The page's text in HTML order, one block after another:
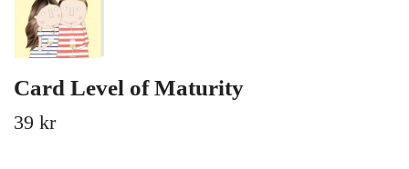
Card Level of Maturity
39 kr